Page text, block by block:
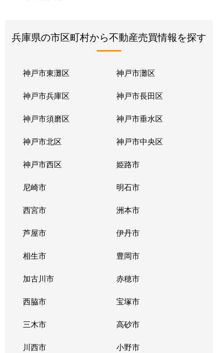
兵庫県の市区町村から不動産売買情報を探す
神戸市東灘区 神戸市灘区
神戸市兵庫区 神戸市長田区
神戸市須磨区 神戸市垂水区
神戸市北区 神戸市中央区
神戸市西区 姫路市
尼崎市 明石市
西宮市 洲本市
芦屋市 伊丹市
相生市 豊岡市
加古川市 赤穂市
西脇市 宝塚市
三木市 高砂市
川西市 小野市